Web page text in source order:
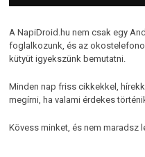
A NapiDroid.hu nem csak egy
foglalkozunk, és az
kütyüt igyekszünk bemutatni.
Minden nap friss cikkekkel,
megírni, ha valami érdekes
Kövess minket, és nem maradsz